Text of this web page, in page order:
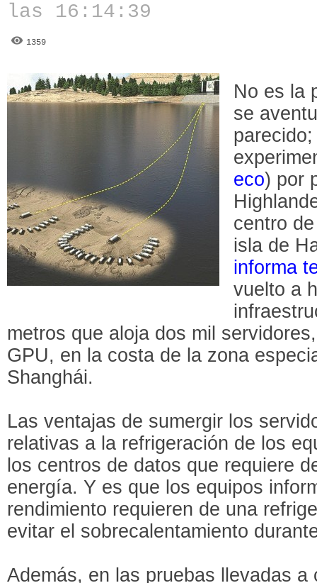
las 16:14:39
1359
No es la
se
eco) por
centro
isla de
informa
vuelto a
metros que aloja dos mil
GPU, en la costa de la zona
Shanghái.
Las ventajas de sumergir los
relativas a la refrigeración de los
los centros de datos que requiere
energía. Y es que los equipos
rendimiento requieren de una
evitar el sobrecalentamiento
Además, en las pruebas llevadas